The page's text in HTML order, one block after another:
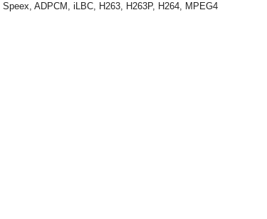
ADPCM, iLBC, H263, H263P, H264, MPEG4